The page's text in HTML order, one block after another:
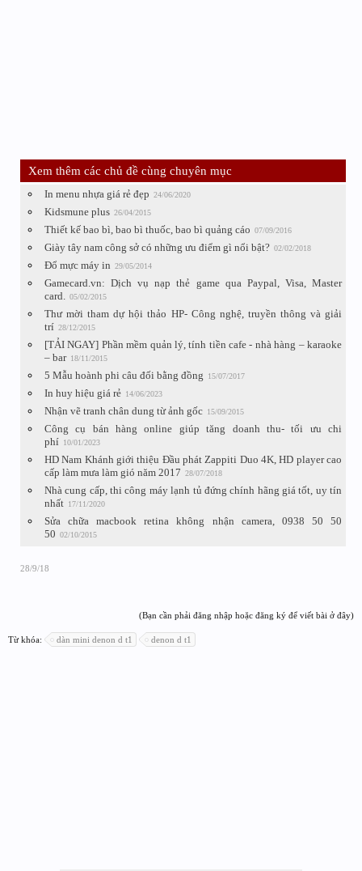
Xem thêm các chủ đề cùng chuyên mục
In menu nhựa giá rẻ đẹp 24/06/2020
Kidsmune plus 26/04/2015
Thiết kế bao bì, bao bì thuốc, bao bì quảng cáo 07/09/2016
Giày tây nam công sở có những ưu điểm gì nổi bật? 02/02/2018
Đổ mực máy in 29/05/2014
Gamecard.vn: Dịch vụ nạp thẻ game qua Paypal, Visa, Master
card.
05/02/2015
Thư mời tham dự hội thảo HP- Công nghệ, truyền thông và giải
trí 28/12/2015
[TẢI NGAY] Phần mềm quản lý, tính tiền cafe - nhà hàng – karaoke
– bar 18/11/2015
5 Mẫu hoành phi câu đối bằng đồng 15/07/2017
In huy hiệu giá rẻ 14/06/2023
Nhận vẽ tranh chân dung từ ảnh gốc 15/09/2015
Công cụ bán hàng online giúp tăng doanh thu- tối ưu chi
phí 10/01/2023
HD Nam Khánh giới thiệu Đầu phát Zappiti Duo 4K, HD player cao
cấp làm mưa làm gió năm 2017 28/07/2018
Nhà cung cấp, thi công máy lạnh tủ đứng chính hãng giá tốt, uy tín
nhất 17/11/2020
Sửa chữa macbook retina không nhận camera, 0938 50 50
50 02/10/2015
28/9/18
(Bạn cần phải đăng nhập hoặc đăng ký để viết bài ở đây)
Từ khóa: dàn mini denon d t1 denon d t1